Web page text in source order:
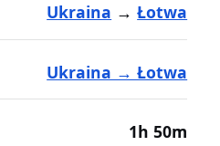
Ukraina →Łotwa
Ukraina → Łotwa
1h 50m